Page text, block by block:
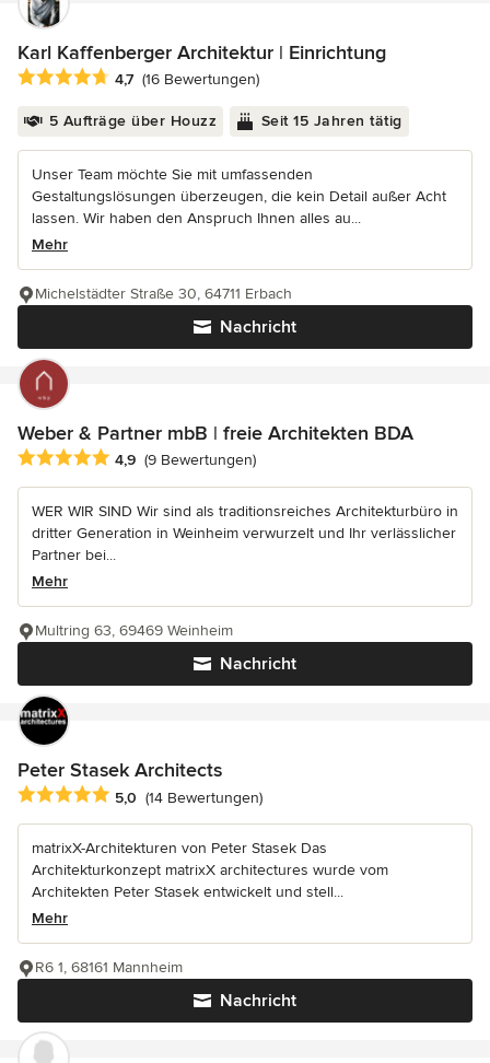
Karl Kaffenberger Architektur | Einrichtung
Durchschnittliche Bewertung: 4.7 von 5 Sternen
4,7 (16 Bewertungen)
5 Aufträge über Houzz Seit 15 Jahren tätig
Unser Team möchte Sie mit umfassenden
Gestaltungslösungen überzeugen, die kein Detail außer Acht
lassen. Wir haben den Anspruch Ihnen alles au...
Mehr
Nachricht
Michelstädter Straße 30, 64711 Erbach
Weber & Partner mbB | freie Architekten BDA
Durchschnittliche Bewertung: 4.9 von 5 Sternen
4,9 (9 Bewertungen)
WER WIR SIND Wir sind als traditionsreiches Architekturbüro in
dritter Generation in Weinheim verwurzelt und Ihr verlässlicher
Partner bei...
Mehr
Nachricht
Multring 63, 69469 Weinheim
Peter Stasek Architects
Durchschnittliche Bewertung: 5 von 5 Sternen
5,0 (14 Bewertungen)
matrixX-Architekturen von Peter Stasek Das
Architekturkonzept matrixX architectures wurde vom
Architekten Peter Stasek entwickelt und stell...
Mehr
Nachricht
R6 1, 68161 Mannheim